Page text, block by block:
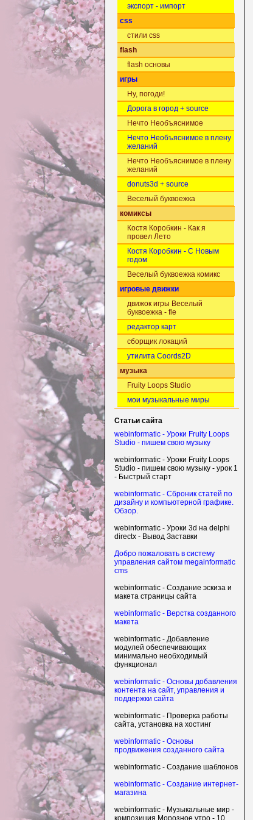
экспорт - импорт
css
стили css
flash
flash основы
игры
Ну, погоди!
Дорога в город + source
Нечто Необъяснимое
Нечто Необъяснимое в плену
желаний
Нечто Необъяснимое в плену
желаний
donuts3d + source
Веселый буквоежка
комиксы
Костя Коробкин - Как я
провел Лето
Костя Коробкин - С Новым
годом
Веселый буквоежка комикс
игровые движки
движок игры Веселый
буквоежка - fle
редактор карт
сборщик локаций
утилита Coords2D
музыка
Fruity Loops Studio
мои музыкальные миры
Статьи сайта
webinformatic - Уроки Fruity Loops
Studio - пишем свою музыку
webinformatic - Уроки Fruity Loops
Studio - пишем свою музыку - урок 1
- Быстрый старт
webinformatic - Сброник статей по
дизайну и компьютерной графике.
Обзор.
webinformatic - Уроки 3d на delphi
directx - Вывод Заставки
Добро пожаловать в систему
управления сайтом megainformatic
cms
webinformatic - Создание эскиза и
макета страницы сайта
webinformatic - Верстка созданного
макета
webinformatic - Добавление
модулей обеспечивающих
минимально необходимый
функционал
webinformatic - Основы добавления
контента на сайт, управления и
поддержки сайта
webinformatic - Проверка работы
сайта, установка на хостинг
webinformatic - Основы
продвижения созданного сайта
webinformatic - Создание шаблонов
webinformatic - Создание интернет-
магазина
webinformatic - Музыкальные мир -
композиция Морозное утро - 10